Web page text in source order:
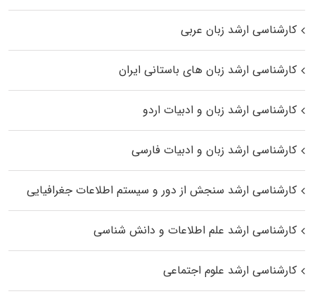
کارشناسی ارشد زبان عربی
کارشناسی ارشد زبان‌ های باستانی ایران
کارشناسی ارشد زبان و ادبیات اردو
کارشناسی ارشد زبان و ادبیات فارسی
کارشناسی ارشد سنجش از دور و سیستم اطلاعات جغرافیایی
کارشناسی ارشد علم اطلاعات و دانش شناسی
کارشناسی ارشد علوم اجتماعی